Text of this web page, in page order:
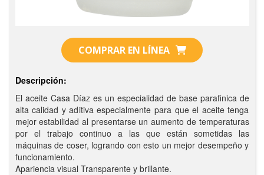
COMPRAR EN LÍNEA
Descripción:
El aceite Casa Díaz es un especialidad de base parafinica de
alta calidad y aditiva especialmente para que el aceite tenga
mejor estabilidad al presentarse un aumento de temperaturas
por el trabajo continuo a las que están sometidas las
máquinas de coser, logrando con esto un mejor desempeño y
funcionamiento.
Apariencia visual Transparente y brillante.